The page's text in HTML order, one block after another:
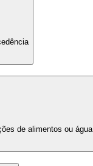
de alimentos ou água